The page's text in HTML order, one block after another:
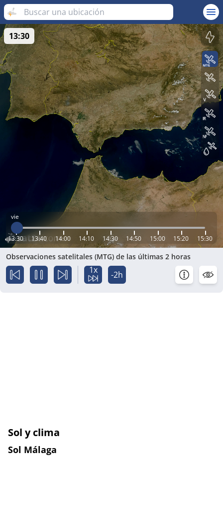
vie
13:30 13:40 14:00 14:10 14:30 14:50 15:00 15:20 15:30
13:30
Observaciones satelitales (MTG) de las últimas 2 horas
1x -2h
Sol y clima
Sol Málaga